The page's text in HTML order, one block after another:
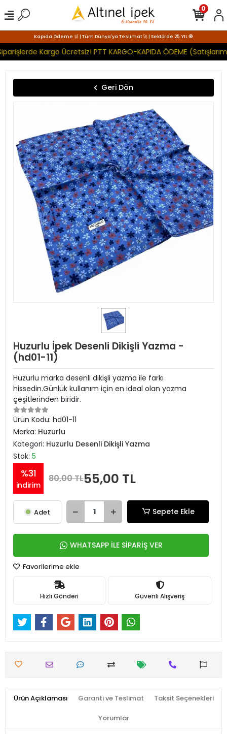
Kapıda Ödeme 🛒 | Tüm Dünya'ya Teslimat 🚀 | Sektörde 25. YIL 🧿
Kargo Ücretsiz! PTT KARGO-KAPIDA ÖDEME
0
Geri Dön
Huzurlu İpek Desenli Dikişli Yazma -
(hd01-11)
Huzurlu marka desenli dikişli yazma ile farkı
hissedin.Günlük kullanım için en ideal olan yazma
çeşitlerinden biridir.
Ürün Kodu: hd01-11
Marka: Huzurlu
Kategori: Huzurlu Desenli Dikişli Yazma
Stok: 5
%31
indirim
80,00 TL55,00 TL
Adet Sepete Ekle
WHATSAPP İLE SİPARİŞ VER
Favorilerime ekle
Hızlı Gönderi Güvenli Alışveriş
Ürün Açıklaması Garanti ve Teslimat Taksit Seçenekleri
Yorumlar